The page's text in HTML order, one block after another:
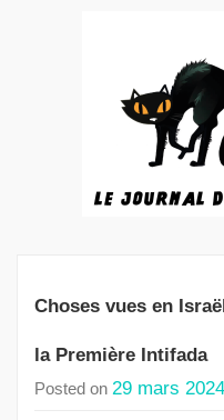
Choses vues en
la Première Intifada
Posted on 29 mars 2024